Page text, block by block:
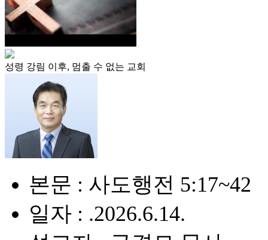
성령 강림 이후, 멈출 수 없는 교회
본문 : 사도행전 5:17~42
일자 : .2026.6.14.